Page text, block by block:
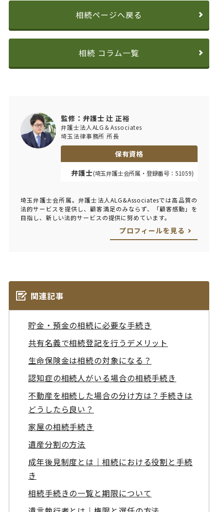
相続ページへ戻る
相続 コラム一覧
監修：弁護士 辻 正裕
弁護士法人ALG＆Associates
埼玉法律事務所 所長
保有資格
弁護士(埼玉弁護士会所属・登録番号：51059)
埼玉弁護士会所属。弁護士法人ALG&Associatesでは高品質の
法的サービスを提供し、顧客満足のみならず、「顧客感動」を
目指し、新しい法的サービスの提供に努めています。
プロフィールを見る
関連記事
貯金・預金の相続に必要な手続き
共有名義で相続登記を行うデメリット
生命保険金は相続の対象になる？
認知症の相続人がいる場合の相続手続き
不動産を相続した場合の分け方は？手続きは
どうしたら良い？
家屋の相続手続き
遺産分割の方法
成年後見制度とは｜相続における役割と手続
き
相続手続きの一覧と期限について